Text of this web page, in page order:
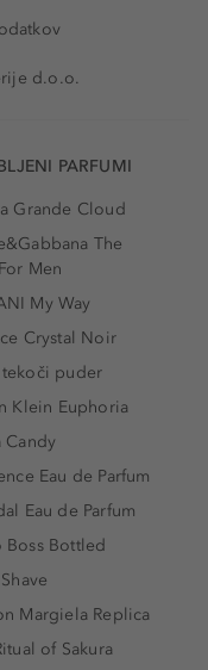
d.o.o.
PARFUMI
Grande Cloud
The
Men
My Way
Crystal Noir
tekoči puder
Klein Euphoria
Candy
Eau de Parfum
Eau de Parfum
Boss Bottled
Margiela Replica
of Sakura